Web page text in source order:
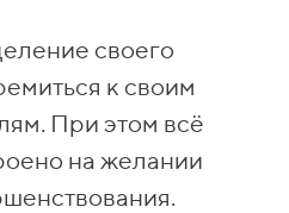
своего
к своим
При этом всё
на желании